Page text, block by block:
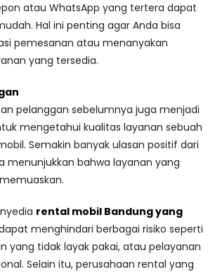
atau WhatsApp yang tertera dapat
Hal ini penting agar Anda bisa
pemesanan atau menanyakan
yang tersedia.
pelanggan sebelumnya juga menjadi
mengetahui kualitas layanan sebuah
Semakin banyak ulasan positif dari
menunjukkan bahwa layanan yang
rental mobil Bandung yang
menghindari berbagai risiko seperti
yang tidak layak pakai, atau pelayanan
Selain itu, perusahaan rental yang